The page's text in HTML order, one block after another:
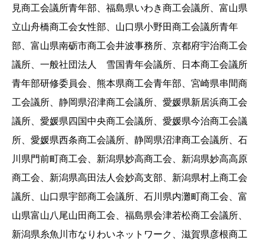
見商工会議所青年部、福島県いわき商工会議所、富山県
立山舟橋商工会女性部、山口県小野田商工会議所青年
部、富山県南砺市商工会井波事務所、京都府宇治商工会
議所、一般社団法人 雪国青年会議所、日本商工会議所
青年部研修委員会、熊本県商工会青年部、宮崎県串間商
工会議所、静岡県沼津商工会議所、愛媛県新居浜商工会
議所、愛媛県四国中央商工会議所、愛媛県今治商工会議
所、愛媛県西条商工会議所、静岡県沼津商工会議所、石
川県門前町商工会、新潟県妙高商工会、新潟県妙高高原
商工会、新潟県高田法人会妙高支部、新潟県村上商工会
議所、山口県宇部商工会議所、石川県内灘町商工会、富
山県富山八尾山田商工会、福島県会津若松商工会議所、
新潟県糸魚川市なりわいネットワーク、滋賀県彦根商工